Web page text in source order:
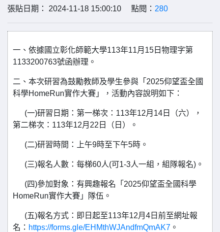
張貼日期： 2024-11-18 15:00:10 點閱： 280
一、依據國立彰化師範大學113年11月15日物理字第
1133200763號函辦理。
二、本次研習為鼓勵教師及學生參與「2025仰望盃全國
科學HomeRun實作大賽」，活動內容說明如下：
(一)研習日期：第一梯次：113年12月14日（六），
第二梯次：113年12月22日（日）。
(二)研習時間：上午9時至下午5時。
(三)報名人數：每梯60人(可1-3人一組，組隊報名)。
(四)參加對象：有興趣報名「2025仰望盃全國科學
HomeRun實作大賽」隊伍。
(五)報名方式：即日起至113年12月4日前至網址報
名： https://forms.gle/EHMthWJAndfmQmAK7 。